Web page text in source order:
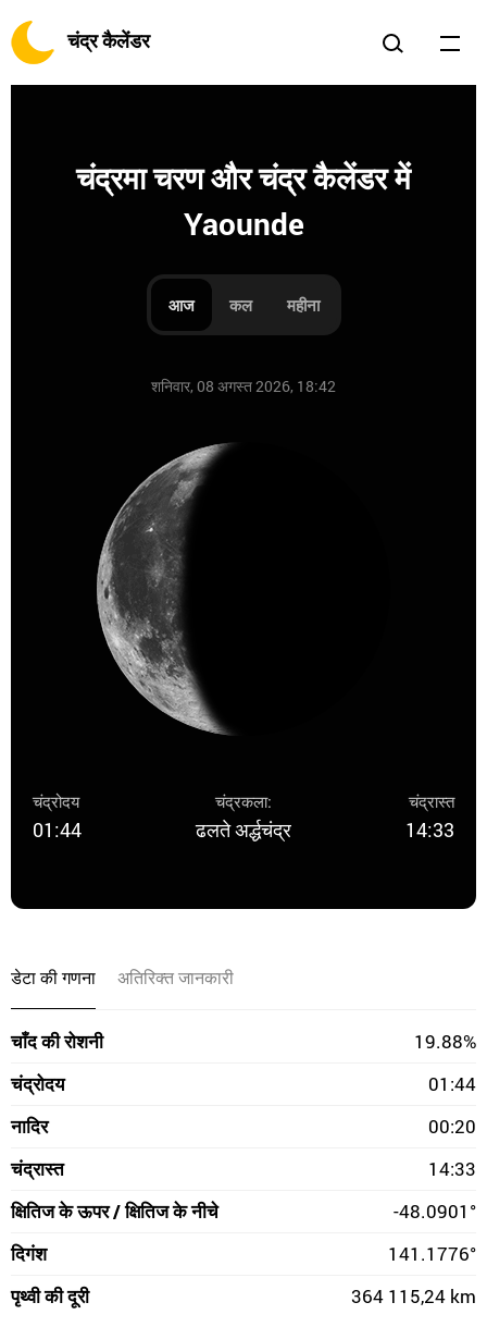
चंद्र कैलेंडर
चंद्रमा चरण और चंद्र कैलेंडर में
Yaounde
आज कल महीना
शनिवार, 08 अगस्त 2026, 18:42
चंद्रोदय
01:44
चंद्रकला:
ढलते अर्द्धचंद्र
चंद्रास्त
14:33
डेटा की गणना अतिरिक्त जानकारी
चाँद की रोशनी
19.88%
चंद्रोदय
01:44
नादिर
00:20
चंद्रास्त
14:33
क्षितिज के ऊपर / क्षितिज के नीचे
-48.0901°
दिगंश
141.1776°
पृथ्वी की दूरी
364 115,24 km